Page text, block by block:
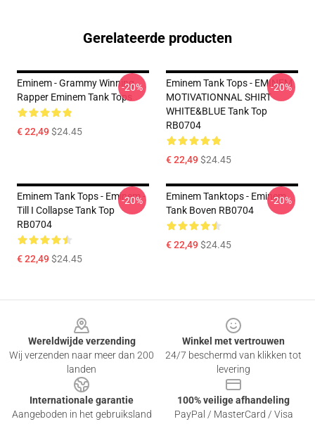
Gerelateerde producten
Eminem - Grammy Winning
Rapper Eminem Tank Tops
€ 22,49$24.45
-20%
Eminem Tank Tops - EMINEM
MOTIVATIONNAL SHIRT
WHITE&BLUE Tank Top
RB0704
€ 22,49$24.45
-20%
Eminem Tank Tops - Eminem -
Till I Collapse Tank Top
RB0704
€ 22,49$24.45
-20%
Eminem Tanktops - Eminem
Tank Boven RB0704
€ 22,49$24.45
-20%
Wereldwijde verzending
Wij verzenden naar meer dan 200
landen
Winkel met vertrouwen
24/7 beschermd van klikken tot
levering
Internationale garantie
Aangeboden in het gebruiksland
100% veilige afhandeling
PayPal / MasterCard / Visa